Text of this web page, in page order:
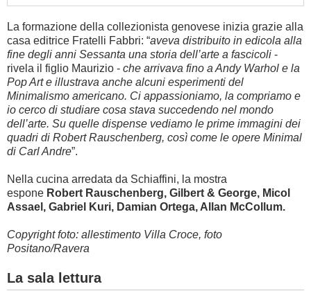
La formazione della collezionista genovese inizia grazie alla
casa editrice Fratelli Fabbri: “aveva distribuito in edicola alla
fine degli anni Sessanta una storia dell’arte a fascicoli -
rivela il figlio Maurizio - che arrivava fino a Andy Warhol e la
Pop Art e illustrava anche alcuni esperimenti del
Minimalismo americano. Ci appassioniamo, la compriamo e
io cerco di studiare cosa stava succedendo nel mondo
dell’arte. Su quelle dispense vediamo le prime immagini dei
quadri di Robert Rauschenberg, così come le opere Minimal
di Carl Andre”.
Nella cucina arredata da Schiaffini, la mostra
espone Robert Rauschenberg, Gilbert & George, Micol
Assael, Gabriel Kuri, Damian Ortega, Allan McCollum.
Copyright foto: allestimento Villa Croce, foto
Positano/Ravera
La sala lettura